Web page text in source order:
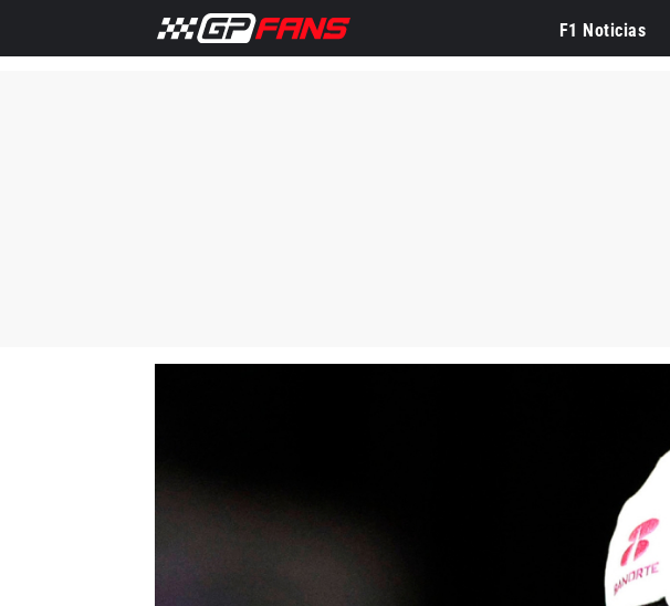
F1 Noticias